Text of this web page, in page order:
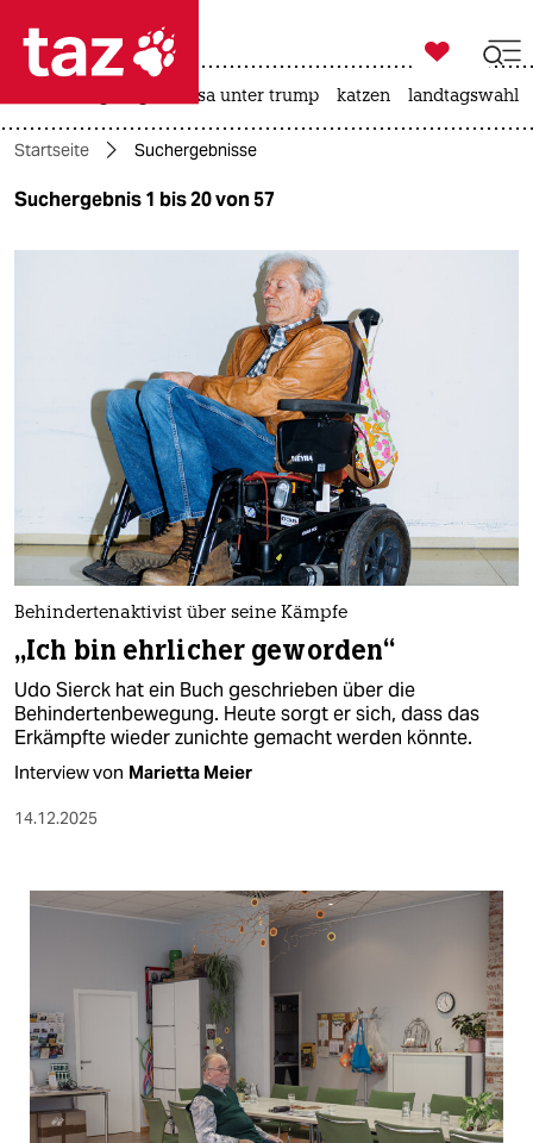
 taz zahl ich
taz zahl ich
themen
gesellschaft
berlin
nord
wahrheit
verlag
verlag
unterstützen
genossenschaft
epaper login

taz zahl ich
usa unter trump katzen landtagswahl
Startseite Suchergebnisse
Suchergebnis 1 bis 20 von 57
Behindertenaktivist über seine Kämpfe
„Ich bin ehrlicher geworden“
Udo Sierck hat ein Buch geschrieben über die
Behinderten­bewegung. Heute sorgt er sich, dass das
Erkämpfte wieder zunichte gemacht werden könnte.
Interview von Marietta Meier
14.12.2025